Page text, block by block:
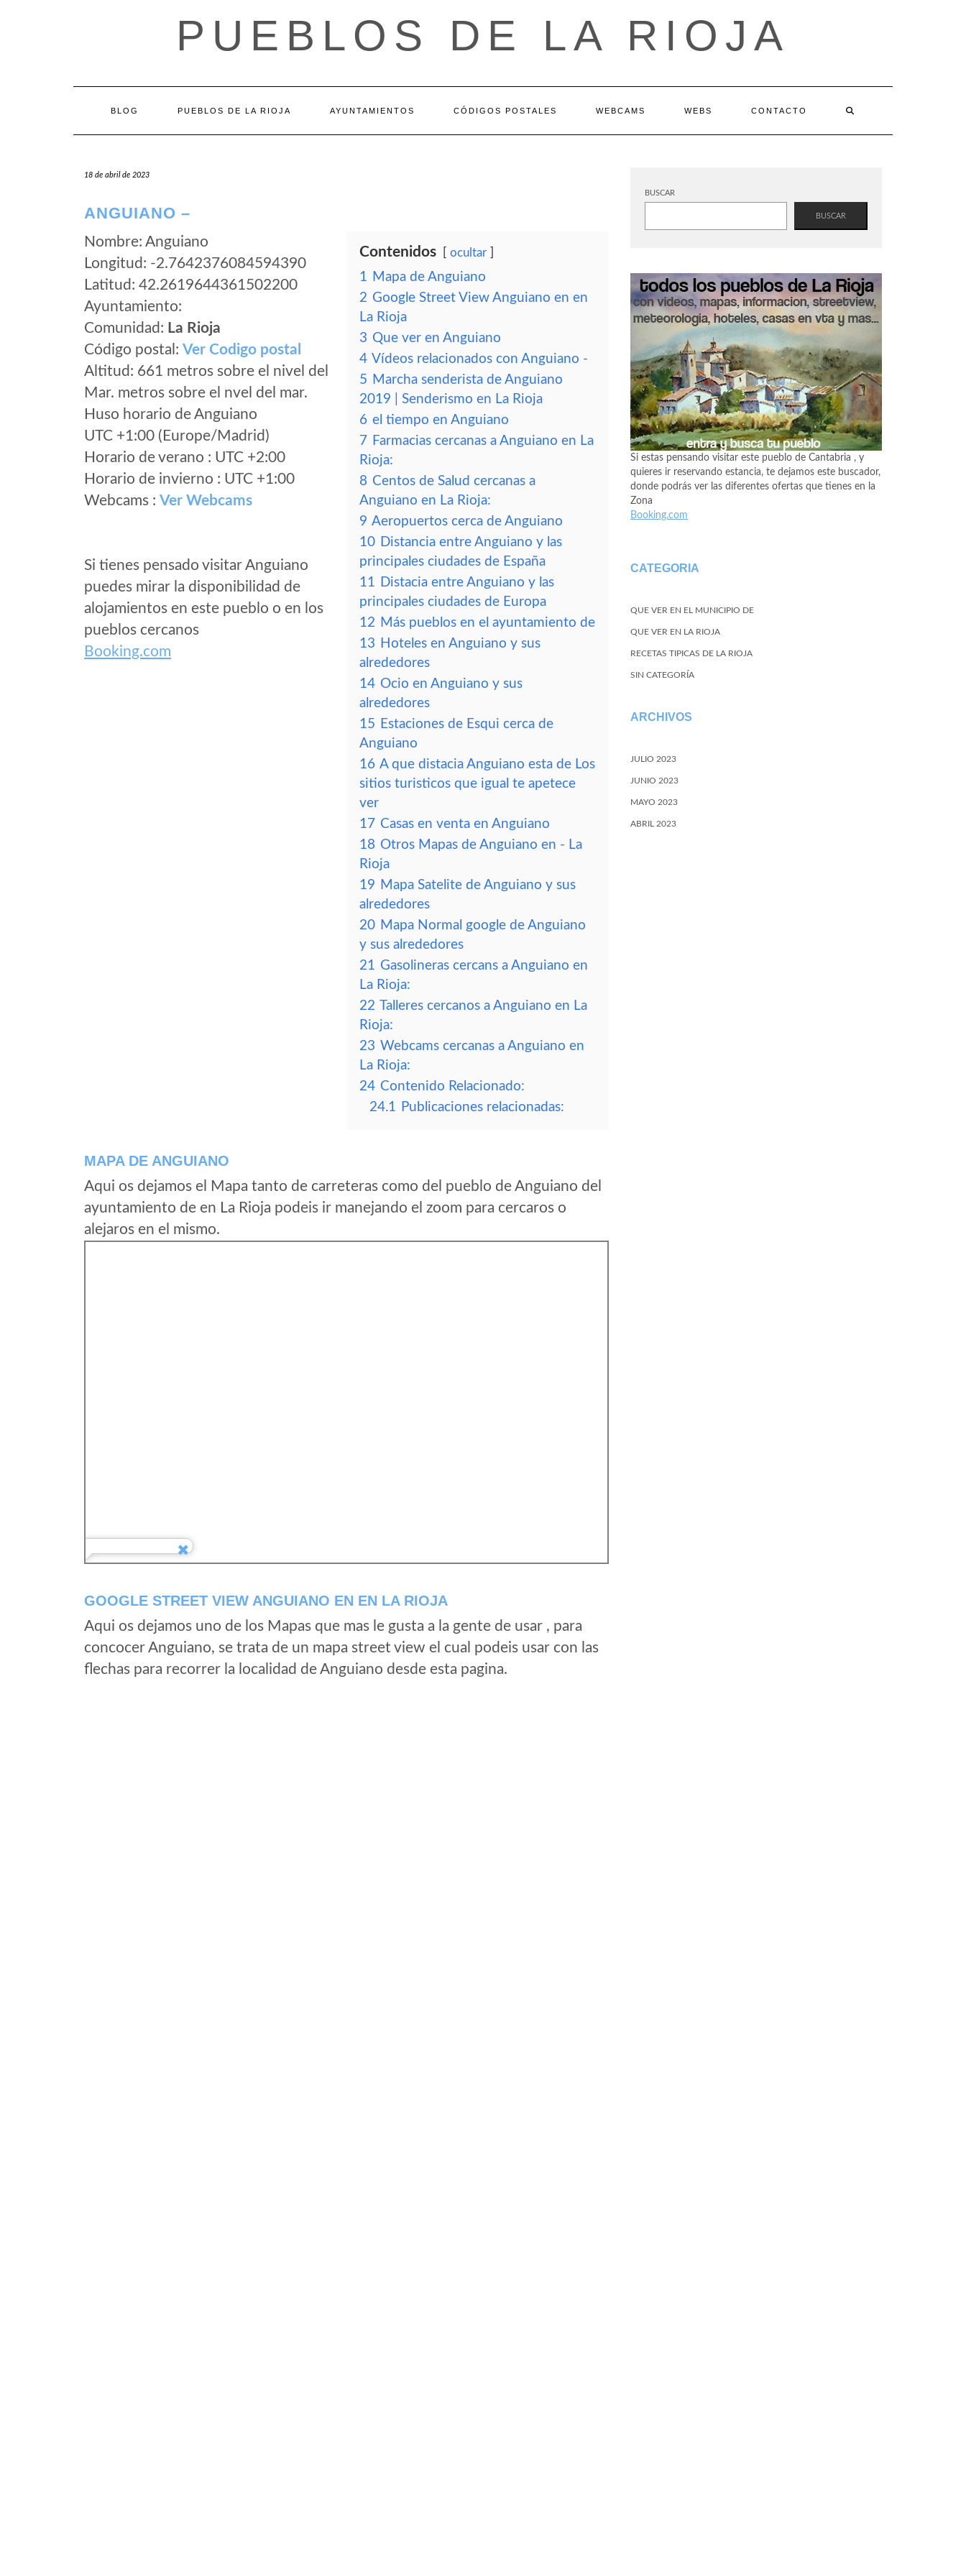
PUEBLOS DE LA RIOJA
BLOG PUEBLOS DE LA RIOJA AYUNTAMIENTOS CÓDIGOS POSTALES WEBCAMS WEBS CONTACTO
18 de abril de 2023
ANGUIANO –
Nombre: Anguiano
Longitud: -2.7642376084594390
Latitud: 42.2619644361502200
Ayuntamiento:
Comunidad: La Rioja
Código postal: Ver Codigo postal
Altitud: 661 metros sobre el nivel del
Mar. metros sobre el nvel del mar.
Huso horario de Anguiano
UTC +1:00 (Europe/Madrid)
Horario de verano : UTC +2:00
Horario de invierno : UTC +1:00
Webcams : Ver Webcams
Si tienes pensado visitar Anguiano
puedes mirar la disponibilidad de
alojamientos en este pueblo o en los
pueblos cercanos
Booking.com
Contenidos ocultar
1 Mapa de Anguiano
2 Google Street View Anguiano en en
La Rioja
3 Que ver en Anguiano
4 Vídeos relacionados con Anguiano -
5 Marcha senderista de Anguiano
2019 | Senderismo en La Rioja
6 el tiempo en Anguiano
7 Farmacias cercanas a Anguiano en La
Rioja:
8 Centos de Salud cercanas a
Anguiano en La Rioja:
9 Aeropuertos cerca de Anguiano
10 Distancia entre Anguiano y las
principales ciudades de España
11 Distacia entre Anguiano y las
principales ciudades de Europa
12 Más pueblos en el ayuntamiento de
13 Hoteles en Anguiano y sus
alrededores
14 Ocio en Anguiano y sus
alrededores
15 Estaciones de Esqui cerca de
Anguiano
16 A que distacia Anguiano esta de Los
sitios turisticos que igual te apetece
ver
17 Casas en venta en Anguiano
18 Otros Mapas de Anguiano en - La
Rioja
19 Mapa Satelite de Anguiano y sus
alrededores
20 Mapa Normal google de Anguiano
y sus alrededores
21 Gasolineras cercans a Anguiano en
La Rioja:
22 Talleres cercanos a Anguiano en La
Rioja:
23 Webcams cercanas a Anguiano en
La Rioja:
24 Contenido Relacionado:
24.1 Publicaciones relacionadas:
MAPA DE ANGUIANO
Aqui os dejamos el Mapa tanto de carreteras como del pueblo de Anguiano del
ayuntamiento de en La Rioja podeis ir manejando el zoom para cercaros o
alejaros en el mismo.
GOOGLE STREET VIEW ANGUIANO EN EN LA RIOJA
Aqui os dejamos uno de los Mapas que mas le gusta a la gente de usar , para
concocer Anguiano, se trata de un mapa street view el cual podeis usar con las
flechas para recorrer la localidad de Anguiano desde esta pagina.
BUSCAR
BUSCAR
Si estas pensando visitar este pueblo de Cantabria , y
quieres ir reservando estancia, te dejamos este buscador,
donde podrás ver las diferentes ofertas que tienes en la
Zona
Booking.com
CATEGORIA
QUE VER EN EL MUNICIPIO DE
QUE VER EN LA RIOJA
RECETAS TIPICAS DE LA RIOJA
SIN CATEGORÍA
ARCHIVOS
JULIO 2023
JUNIO 2023
MAYO 2023
ABRIL 2023